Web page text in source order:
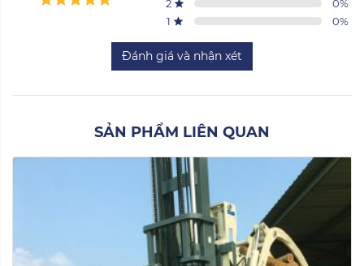
2
0%
1
0%
Đánh giá và nhận xét
SẢN PHẨM LIÊN QUAN